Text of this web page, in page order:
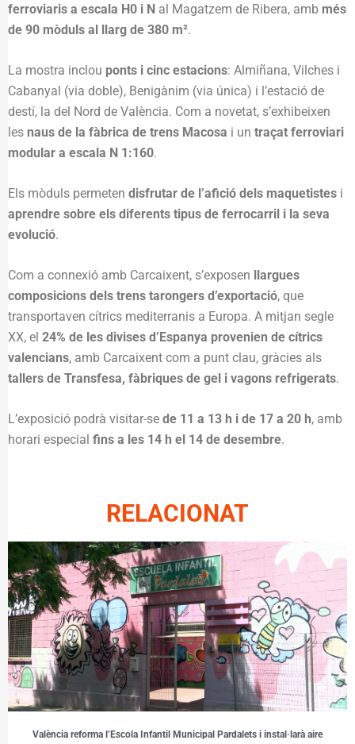
ferroviaris a escala H0 i N al Magatzem de Ribera, amb més
de 90 mòduls al llarg de 380 m².
La mostra inclou ponts i cinc estacions: Almiñana, Vilches i
Cabanyal (via doble), Benigànim (via única) i l’estació de
destí, la del Nord de València. Com a novetat, s’exhibeixen
les naus de la fàbrica de trens Macosa i un traçat ferroviari
modular a escala N 1:160.
Els mòduls permeten disfrutar de l’afició dels maquetistes i
aprendre sobre els diferents tipus de ferrocarril i la seva
evolució.
Com a connexió amb Carcaixent, s’exposen llargues
composicions dels trens tarongers d’exportació, que
transportaven cítrics mediterranis a Europa. A mitjan segle
XX, el 24% de les divises d’Espanya provenien de cítrics
valencians, amb Carcaixent com a punt clau, gràcies als
tallers de Transfesa, fàbriques de gel i vagons refrigerats.
L’exposició podrà visitar-se de 11 a 13 h i de 17 a 20 h, amb
horari especial fins a les 14 h el 14 de desembre.
RELACIONAT
València reforma l’Escola Infantil Municipal Pardalets i instal·larà aire